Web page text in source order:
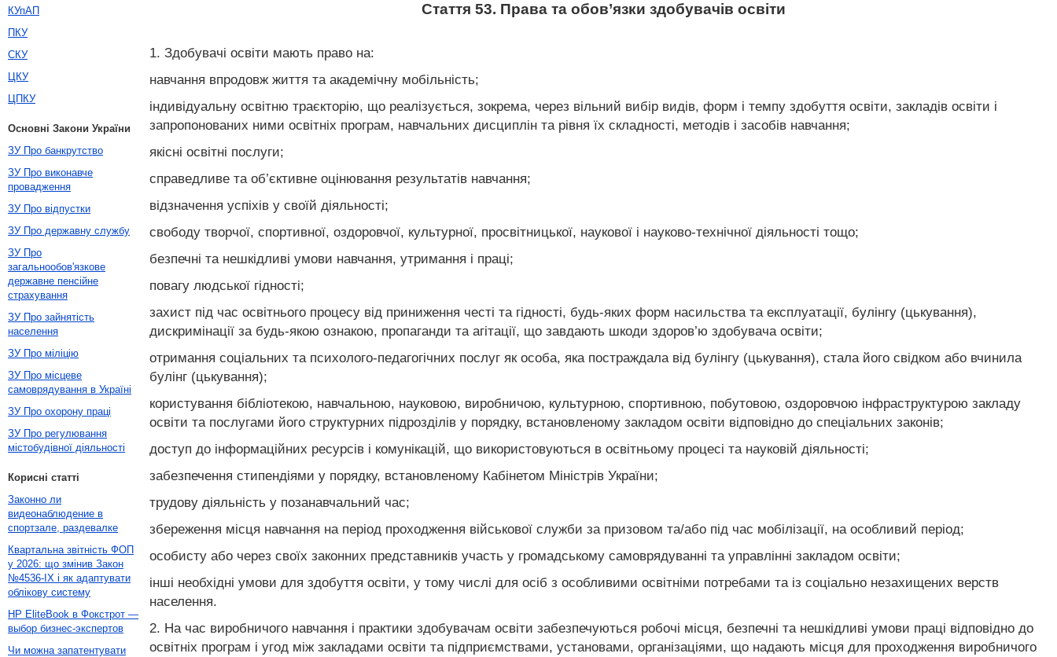
Стаття 53. Права та обов’язки здобувачів освіти
1. Здобувачі освіти мають право на:
навчання впродовж життя та академічну мобільність;
індивідуальну освітню траєкторію, що реалізується, зокрема, через вільний вибір видів, форм і темпу здобуття освіти, закладів освіти і
запропонованих ними освітніх програм, навчальних дисциплін та рівня їх складності, методів і засобів навчання;
якісні освітні послуги;
справедливе та об’єктивне оцінювання результатів навчання;
відзначення успіхів у своїй діяльності;
свободу творчої, спортивної, оздоровчої, культурної, просвітницької, наукової і науково-технічної діяльності тощо;
безпечні та нешкідливі умови навчання, утримання і праці;
повагу людської гідності;
захист під час освітнього процесу від приниження честі та гідності, будь-яких форм насильства та експлуатації, булінгу (цькування),
дискримінації за будь-якою ознакою, пропаганди та агітації, що завдають шкоди здоров’ю здобувача освіти;
отримання соціальних та психолого-педагогічних послуг як особа, яка постраждала від булінгу (цькування), стала його свідком або вчинила
булінг (цькування);
користування бібліотекою, навчальною, науковою, виробничою, культурною, спортивною, побутовою, оздоровчою інфраструктурою закладу
освіти та послугами його структурних підрозділів у порядку, встановленому закладом освіти відповідно до спеціальних законів;
доступ до інформаційних ресурсів і комунікацій, що використовуються в освітньому процесі та науковій діяльності;
забезпечення стипендіями у порядку, встановленому Кабінетом Міністрів України;
трудову діяльність у позанавчальний час;
збереження місця навчання на період проходження військової служби за призовом та/або під час мобілізації, на особливий період;
особисту або через своїх законних представників участь у громадському самоврядуванні та управлінні закладом освіти;
інші необхідні умови для здобуття освіти, у тому числі для осіб з особливими освітніми потребами та із соціально незахищених верств
населення.
2. На час виробничого навчання і практики здобувачам освіти забезпечуються робочі місця, безпечні та нешкідливі умови праці відповідно до
освітніх програм і угод між закладами освіти та підприємствами, установами, організаціями, що надають місця для проходження виробничого
КУпАП
ПКУ
СКУ
ЦКУ
ЦПКУ
Основні Закони України
ЗУ Про банкрутство
ЗУ Про виконавче
провадження
ЗУ Про відпустки
ЗУ Про державну службу
ЗУ Про
загальнообов'язкове
державне пенсійне
страхування
ЗУ Про зайнятість
населення
ЗУ Про міліцію
ЗУ Про місцеве
самоврядування в Україні
ЗУ Про охорону праці
ЗУ Про регулювання
містобудівної діяльності
Корисні статті
Законно ли
видеонаблюдение в
спортзале, раздевалке
Квартальна звітність ФОП
у 2026: що змінив Закон
№4536-IX і як адаптувати
облікову систему
HP EliteBook в Фокстрот —
выбор бизнес-экспертов
Чи можна запатентувати